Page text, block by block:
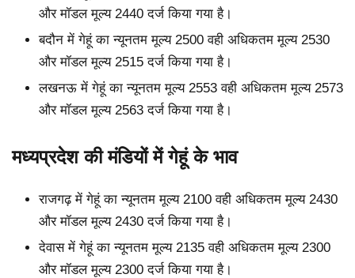
और मॉडल मूल्य 2440 दर्ज किया गया है।
बदौन में गेहूं का न्यूनतम मूल्य 2500 वही अधिकतम मूल्य 2530
और मॉडल मूल्य 2515 दर्ज किया गया है।
लखनऊ में गेहूं का न्यूनतम मूल्य 2553 वही अधिकतम मूल्य 2573
और मॉडल मूल्य 2563 दर्ज किया गया है।
मध्यप्रदेश की मंडियों में गेहूं के भाव
राजगढ़ में गेहूं का न्यूनतम मूल्य 2100 वही अधिकतम मूल्य 2430
और मॉडल मूल्य 2430 दर्ज किया गया है।
देवास में गेहूं का न्यूनतम मूल्य 2135 वही अधिकतम मूल्य 2300
और मॉडल मूल्य 2300 दर्ज किया गया है।